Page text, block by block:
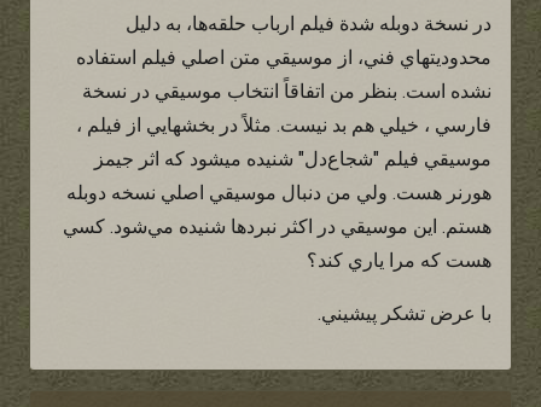
در نسخة دوبله شدة فيلم ارباب حلقه‌ها، به دليل
محدوديتهاي فني، از موسيقي متن اصلي فيلم استفاده
نشده است. بنظر من اتفاقاً انتخاب موسيقي در نسخة
فارسي ، خيلي هم بد نيست. مثلاً در بخشهايي از فيلم ،
موسيقي فيلم "شجاع‌دل" شنيده ميشود كه اثر جيمز
هورنر هست. ولي من دنبال موسيقي اصلي نسخه دوبله
هستم. اين موسيقي در اكثر نبردها شنيده مي‌شود. كسي
هست كه مرا ياري كند؟
با عرض تشكر پيشيني.